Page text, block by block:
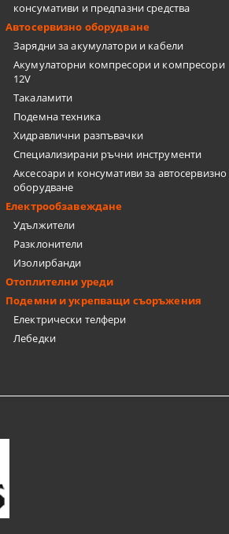
БРАДВИ
КАТИНАРИ
МАШИНИ ЗА ПЛОЧКИ
консумативи и предпазни средства
Автосервизно оборудване
Зарядни за акумулатори и кабели
Акумулаторни компресори и компресори
12V
Такаламити
Подемна техника
Хидравлични разпъвачки
Специализирани ръчни инструменти
Аксесоари и консумативи за автосервизно
оборудване
Електрообзавеждане
Удължители
Разклонители
Изолирбанди
Отоплителни уреди
Подемни и укрепващи съоръжения
Електрически телфери
Лебедки